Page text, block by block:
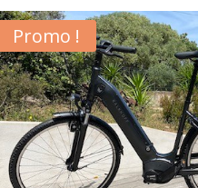
Promo !